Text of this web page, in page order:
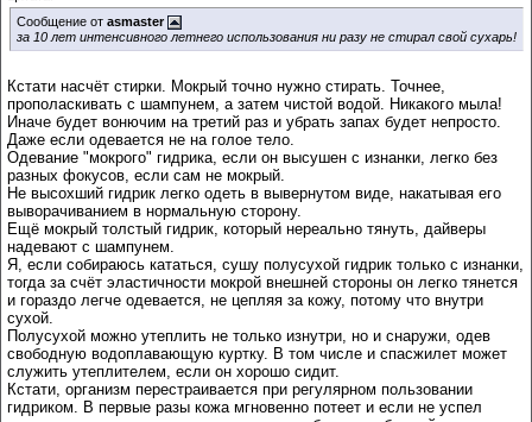
Сообщение от asmaster
за 10 лет интенсивного летнего использования ни разу не стирал свой сухарь!
Кстати насчёт стирки. Мокрый точно нужно стирать. Точнее,
прополаскивать с шампунем, а затем чистой водой. Никакого мыла!
Иначе будет вонючим на третий раз и убрать запах будет непросто.
Даже если одевается не на голое тело.
Одевание "мокрого" гидрика, если он высушен с изнанки, легко без
разных фокусов, если сам не мокрый.
Не высохший гидрик легко одеть в вывернутом виде, накатывая его
выворачиванием в нормальную сторону.
Ещё мокрый толстый гидрик, который нереально тянуть, дайверы
надевают с шампунем.
Я, если собираюсь кататься, сушу полусухой гидрик только с изнанки,
тогда за счёт эластичности мокрой внешней стороны он легко тянется
и гораздо легче одевается, не цепляя за кожу, потому что внутри
сухой.
Полусухой можно утеплить не только изнутри, но и снаружи, одев
свободную водоплавающую куртку. В том числе и спасжилет может
служить утеплителем, если он хорошо сидит.
Кстати, организм перестраивается при регулярном пользовании
гидриком. В первые разы кожа мгновенно потеет и если не успел